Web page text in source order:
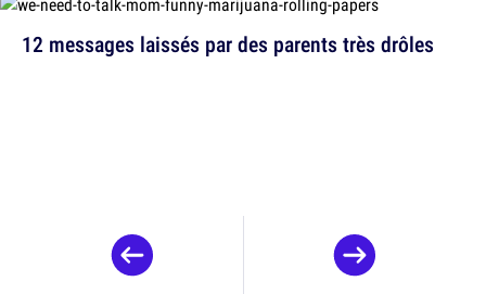
12 messages laissés par des parents très drôles